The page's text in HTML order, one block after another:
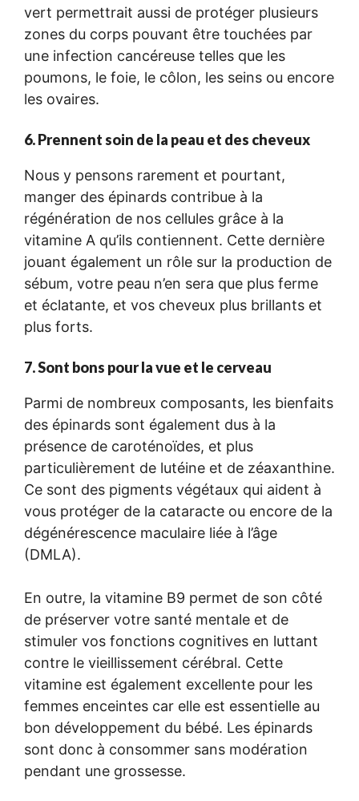
vert permettrait aussi de protéger plusieurs
zones du corps pouvant être touchées par
une infection cancéreuse telles que les
poumons, le foie, le côlon, les seins ou encore
les ovaires.
6. Prennent soin de la peau et des cheveux
Nous y pensons rarement et pourtant,
manger des épinards contribue à la
régénération de nos cellules grâce à la
vitamine A qu’ils contiennent. Cette dernière
jouant également un rôle sur la production de
sébum, votre peau n’en sera que plus ferme
et éclatante, et vos cheveux plus brillants et
plus forts.
7. Sont bons pour la vue et le cerveau
Parmi de nombreux composants, les bienfaits
des épinards sont également dus à la
présence de caroténoïdes, et plus
particulièrement de lutéine et de zéaxanthine.
Ce sont des pigments végétaux qui aident à
vous protéger de la cataracte ou encore de la
dégénérescence maculaire liée à l’âge
(DMLA).
En outre, la vitamine B9 permet de son côté
de préserver votre santé mentale et de
stimuler vos fonctions cognitives en luttant
contre le vieillissement cérébral. Cette
vitamine est également excellente pour les
femmes enceintes car elle est essentielle au
bon développement du bébé. Les épinards
sont donc à consommer sans modération
pendant une grossesse.